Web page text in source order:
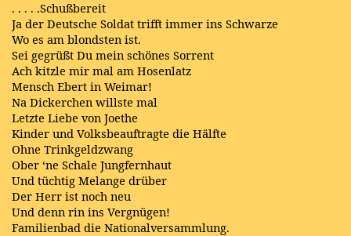
. . . . .Schußbereit
Ja der Deutsche Soldat trifft immer ins Schwarze
Wo es am blondsten ist.
Sei gegrüßt Du mein schönes Sorrent
Ach kitzle mir mal am Hosenlatz
Mensch Ebert in Weimar!
Na Dickerchen willste mal
Letzte Liebe von Joethe
Kinder und Volksbeauftragte die Hälfte
Ohne Trinkgeldzwang
Ober ‘ne Schale Jungfernhaut
Und tüchtig Melange drüber
Der Herr ist noch neu
Und denn rin ins Vergnügen!
Familienbad die Nationalversammlung.